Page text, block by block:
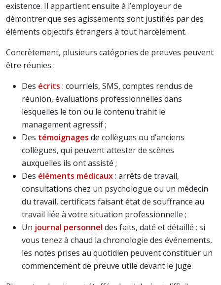
existence. Il appartient ensuite à l’employeur de
démontrer que ses agissements sont justifiés par des
éléments objectifs étrangers à tout harcèlement.
Concrètement, plusieurs catégories de preuves peuvent
être réunies :
Des écrits : courriels, SMS, comptes rendus de
réunion, évaluations professionnelles dans
lesquelles le ton ou le contenu trahit le
management agressif ;
Des témoignages de collègues ou d’anciens
collègues, qui peuvent attester de scènes
auxquelles ils ont assisté ;
Des éléments médicaux: arrêts de travail,
consultations chez un psychologue ou un médecin
du travail, certificats faisant état de souffrance au
travail liée à votre situation professionnelle ;
Un journal personnel des faits, daté et détaillé : si
vous tenez à chaud la chronologie des événements,
les notes prises au quotidien peuvent constituer un
commencement de preuve utile devant le juge.